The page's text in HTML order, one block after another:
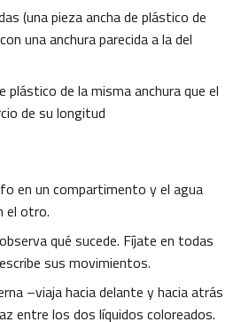
(una pieza ancha de plástico de
una anchura parecida a la del
plástico de la misma anchura que el
de su longitud
en un compartimento y el agua
el otro.
qué sucede. Fíjate en todas
sus movimientos.
–viaja hacia delante y hacia atrás
entre los dos líquidos coloreados.